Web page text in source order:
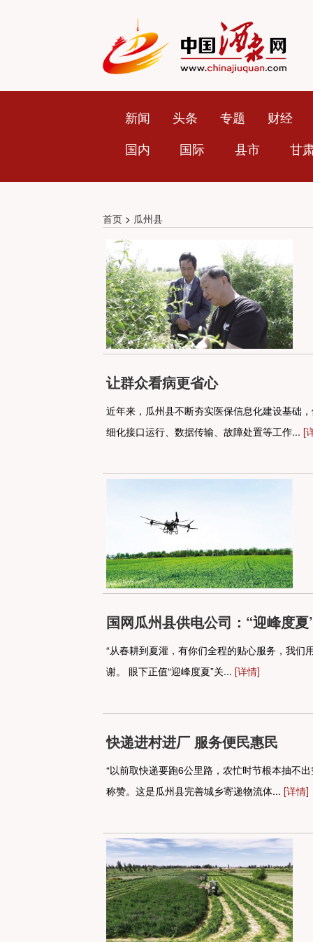
新闻 头条 专题
财经
国内
国际 县市 甘
首页 > 瓜州县
让群众看病更省心
近年来，瓜州县不断夯实医保信息化建设基础
细化接口运行、数据传输、故障处置等工作... [
国网瓜州县供电公司：“迎峰度
“从春耕到夏灌，有你们全程的贴心服务，我
谢。 眼下正值“迎峰度夏”关... [详情]
快递进村进厂 服务便民惠民
“以前取快递要跑6公里路，农忙时节根本抽不
称赞。这是瓜州县完善城乡寄递物流体... [详情]